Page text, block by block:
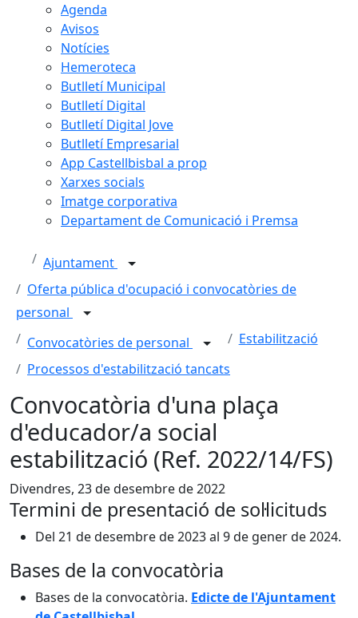
Agenda
Avisos
Notícies
Hemeroteca
Butlletí Municipal
Butlletí Digital
Butlletí Digital Jove
Butlletí Empresarial
App Castellbisbal a prop
Xarxes socials
Imatge corporativa
Departament de Comunicació i Premsa
Ajuntament
Oferta pública d'ocupació i convocatòries de
personal
Convocatòries de personal
Estabilització
Processos d'estabilització tancats
Convocatòria d'una plaça
d'educador/a social
estabilització (Ref. 2022/14/FS)
Divendres, 23 de desembre de 2022
Termini de presentació de sol·licituds
Del 21 de desembre de 2023 al 9 de gener de 2024.
Bases de la convocatòria
Bases de la convocatòria. Edicte de l'Ajuntament